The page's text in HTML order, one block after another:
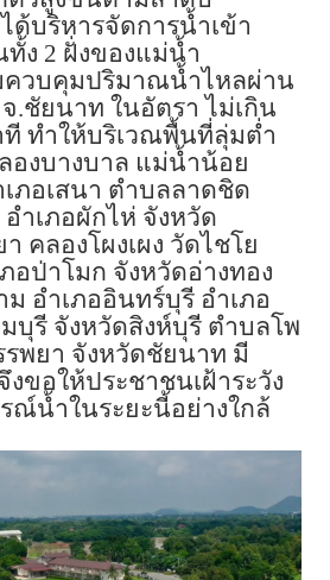
ด้บริหารจัดการน้ำเข้า
ง 2 ฝั่งของแม่น้ำ
ควบคุมปริมาณน้ำไหลผ่าน
.ชัยนาท ในอัตรา ไม่เกิน
ที ทำให้บริเวณพื้นที่ลุ่มต่ำ
งบางบาล แม่น้ำน้อย
เภอเสนา ตำบลลาดชิด
ำเภอผักไห่ จังหวัด
คลองโผงเผง วัดไชโย
อป่าโมก จังหวัดอ่างทอง
อำเภออินทร์บุรี อำเภอ
มบุรี จังหวัดสิงห์บุรี ตำบลโพ
รพยา จังหวัดชัยนาท มี
ขอให้ประชาชนเฝ้าระวัง
ณ์น้ำในระยะนี้อย่างใกล้